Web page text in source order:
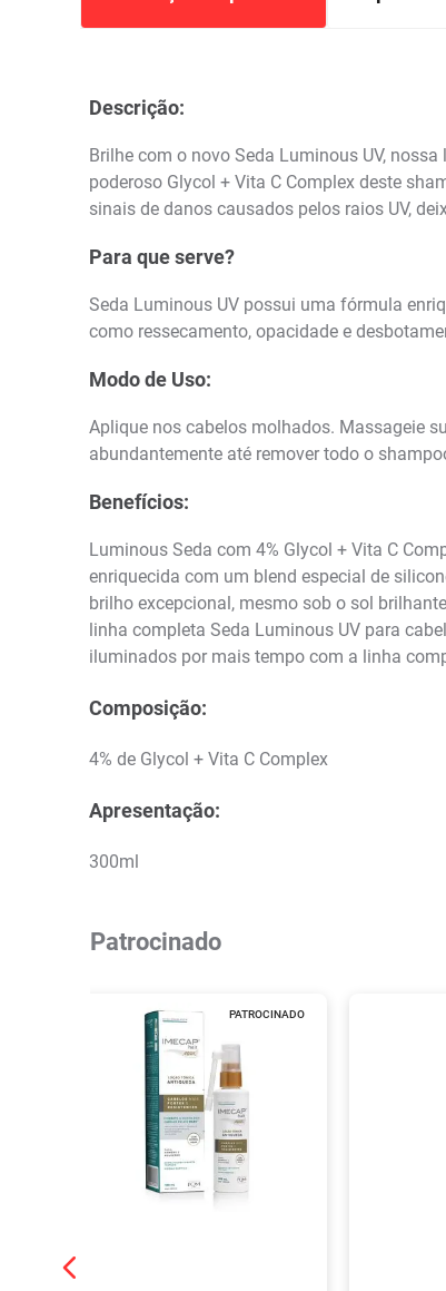
Descrição:
Brilhe com o novo Seda Luminous UV,
poderoso Glycol + Vita C Complex deste
sinais de danos causados pelos raios UV,
Para que serve?
Seda Luminous UV possui uma fórmula
como ressecamento, opacidade e
Modo de Uso:
Aplique nos cabelos molhados. Massageie
abundantemente até remover todo o
Benefícios:
Luminous Seda com 4% Glycol + Vita C
enriquecida com um blend especial de
brilho excepcional, mesmo sob o sol
linha completa Seda Luminous UV para
iluminados por mais tempo com a linha
Composição:
4% de Glycol + Vita C Complex
Apresentação:
300ml
Patrocinado
PATROCINADO